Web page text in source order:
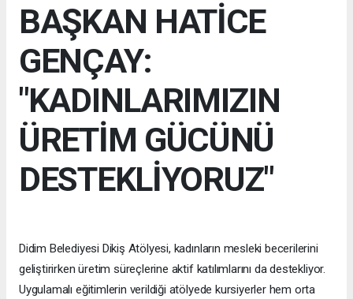
BAŞKAN HATİCE
GENÇAY:
"KADINLARIMIZIN
ÜRETİM GÜCÜNÜ
DESTEKLİYORUZ"
Didim Belediyesi Dikiş Atölyesi, kadınların mesleki becerilerini
geliştirirken üretim süreçlerine aktif katılımlarını da destekliyor.
Uygulamalı eğitimlerin verildiği atölyede kursiyerler hem orta